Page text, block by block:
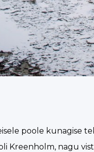
poole kunagise
Kreenholm, nagu